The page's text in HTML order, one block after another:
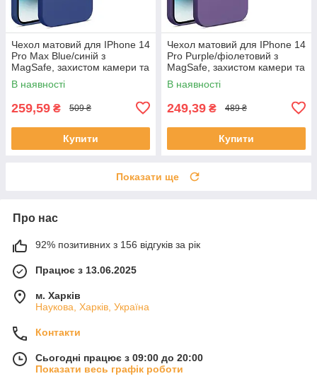
Чехол матовий для IPhone 14
Pro Max Blue/синій з
MagSafe, захистом камери та
лінз
В наявності
259,59 ₴ 509 ₴
Купити
Чехол матовий для IPhone 14
Pro Purple/фіолетовий з
MagSafe, захистом камери та
лінз
В наявності
249,39 ₴ 489 ₴
Купити
Показати ще
Про нас
92% позитивних з 156 відгуків за рік
Працює з 13.06.2025
м. Харків
Наукова, Харків, Україна
Контакти
Сьогодні працює з 09:00 до 20:00
Показати весь графік роботи